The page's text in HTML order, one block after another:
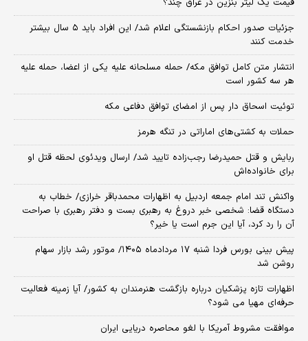
قیمت یک لیتر بنزین در عراق چند؟
جزئیات صدور احکام بازنشستگی اعلام شد/ این افراد باید ۵ سال بیشتر
خدمت کنند
انتشار متن کامل توافق مکه/ حمله مسلحانه علیه یکی از اعضا، حمله علیه
هر سه کشور است
توئیت اسحاق دار پس از امضای توافق دفاعی مکه
حملات به کشتی‌های اماراتی در تنگه هرمز
ربایش و قتل حمیدرضا رجب‌زاده تایید شد/ ارسال ویدئوی لحظه قتل او
برای خانواده‌اش
واکنش تند امام جمعه اردبیل به اظهارات محمدباقر خرازی/ خطاب به
دستگاه قضا: شخصی خبر دروغ به رهبری بست و دفتر رهبری با صراحت
آن را رد کرد، آیا این جرم است یا خیر؟
پیش بینی بورس فردا شنبه ۱۷ مردادماه ۱۴۰۵/ موتور رشد بازار سهام
روشن شد
اظهارات تازه پزشکیان درباره بازگشت هنرمندان به کشور/ آیا زمینه فعالیت
حرفه‌ای مهیا می شود؟
موافقت مشروط آمریکا با لغو محاصره دریایی ایران